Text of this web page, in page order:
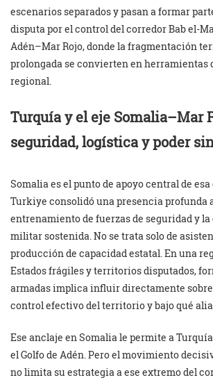
escenarios separados y pasan a formar
disputa por el control del corredor Bab el-
Adén–Mar Rojo, donde la fragmentación
prolongada se convierten en herramientas
regional.
Turquía y el eje Somalia–Mar
seguridad, logística y poder
Somalia es el punto de apoyo central de
Turkiye consolidó una presencia profunda
entrenamiento de fuerzas de seguridad y
militar sostenida. No se trata solo de
producción de capacidad estatal. En una
Estados frágiles y territorios disputados,
armadas implica influir directamente
control efectivo del territorio y bajo qué
Ese anclaje en Somalia le permite a
el Golfo de Adén. Pero el movimiento
no limita su estrategia a ese extremo del